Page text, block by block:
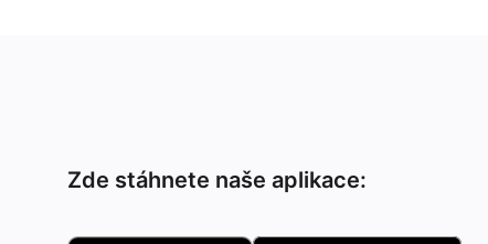
Zde stáhnete naše aplikace: